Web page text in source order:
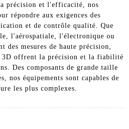
précision et l'efficacité, nos
répondre aux exigences des
et de contrôle qualité. Que
l'aérospatiale, l'électronique ou
des mesures de haute précision,
3D offrent la précision et la fiabilité
Des composants de grande taille
nos équipements sont capables de
les plus complexes.